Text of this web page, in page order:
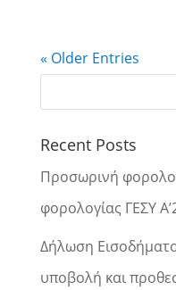
« Older Entries
Recent Posts
Προσωρινή
φορολογίας ΓΕΣΥ
Δήλωση
υποβολή και